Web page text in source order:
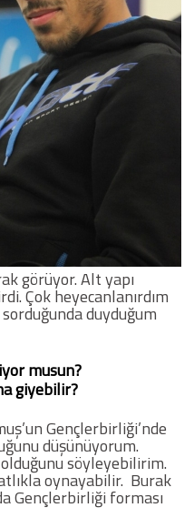
görüyor. Alt yapı
Çok heyecanlanırdım
duyduğum
musun?
giyebilir?
Gençlerbirliği’nde
düşünüyorum.
söyleyebilirim.
oynayabilir. Burak
Gençlerbirliği forması